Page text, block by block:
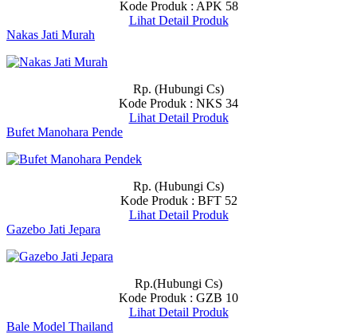
Kode Produk : APK 58
Lihat Detail Produk
Nakas Jati Murah
Rp. (Hubungi Cs)
Kode Produk : NKS 34
Lihat Detail Produk
Bufet Manohara Pende
Rp. (Hubungi Cs)
Kode Produk : BFT 52
Lihat Detail Produk
Gazebo Jati Jepara
Rp.(Hubungi Cs)
Kode Produk : GZB 10
Lihat Detail Produk
Bale Model Thailand